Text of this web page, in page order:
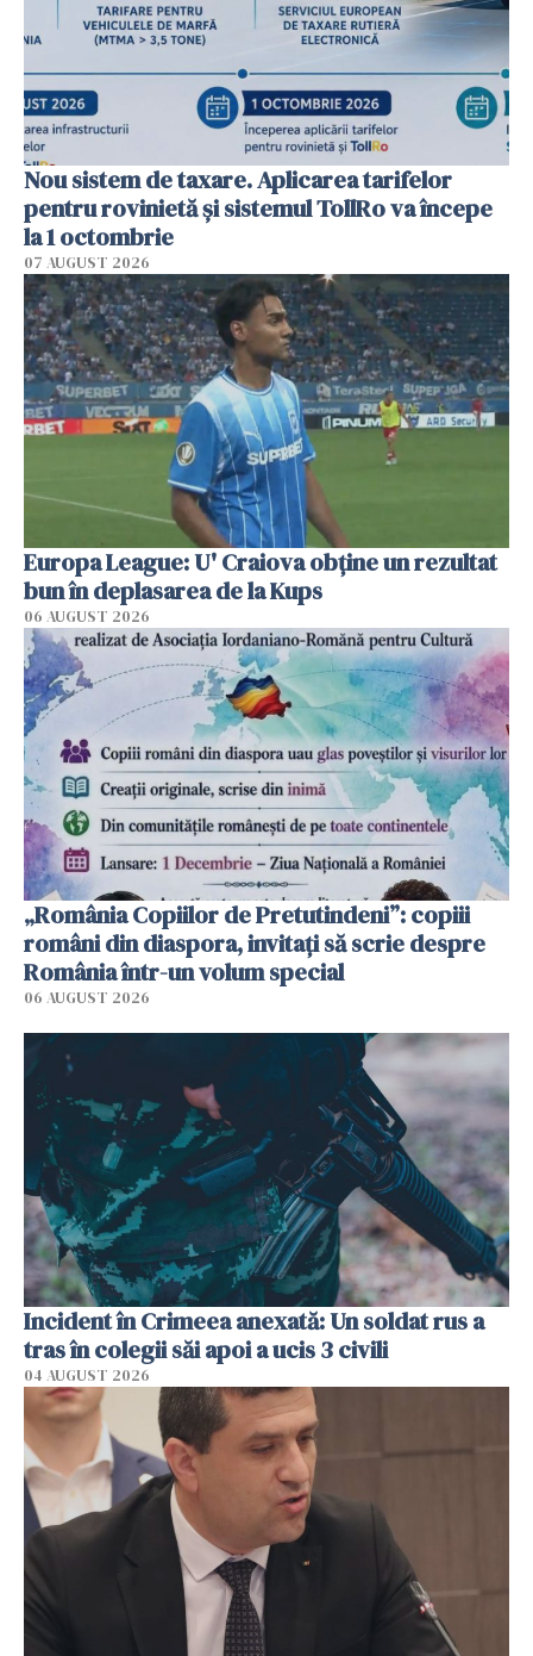
Nou sistem de taxare. Aplicarea tarifelor
pentru rovinietă şi sistemul TollRo va începe
la 1 octombrie
07 AUGUST 2026
Europa League: U' Craiova obține un rezultat
bun în deplasarea de la Kups
06 AUGUST 2026
„România Copiilor de Pretutindeni”: copiii
români din diaspora, invitați să scrie despre
România într-un volum special
06 AUGUST 2026
Incident în Crimeea anexată: Un soldat rus a
tras în colegii săi apoi a ucis 3 civili
04 AUGUST 2026